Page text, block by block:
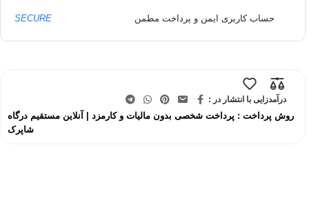
حساب کاربری ایمن و پرداخت مطمن SECURE
درآمدزایی با انتشار در :
روش پرداخت : پرداخت شخصی بدون مالیات و کارمزد | آنلاین مستقیم درگاه
شاپرک